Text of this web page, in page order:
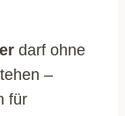
darf ohne
–
für